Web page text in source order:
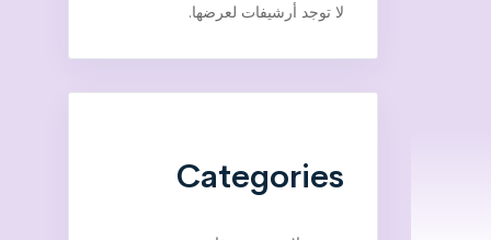
لا توجد أرشيفات لعرضها.
Categories